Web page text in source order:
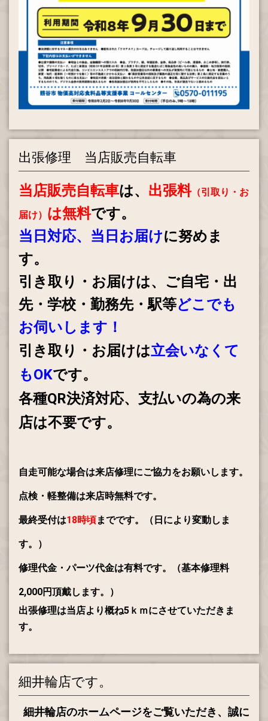
2023.02.22
自転車保険が緑色TSマークの取り扱い店になりました。
2022.04.06
4月より、定休日を月曜日と第三火曜日とさせていただきま
Instagramはじめました！
2021.03.04
丸石サイクルの取り扱い始めました！
2020.07.14
d払い,auPAY,PayPayでお支払いいただけます。
2017.10.20
お手頃価格の自転車「アサヒサイクル」取扱いはじめまし
た。
2016.10.13
RITEWAY、GT、FELTの自転車の取り扱いはじめました。
2015.04.23
ブリヂストンサイクル特約店「アクティブショップ」になり
ました！
ホームページができました。
出張修理 当店販売自転車
当店販売自転車は、 出張料（引取り・お
届け） は無料です。
当日対応、当日お届けに努めま
す。
引き取り・お届けは、ご自宅・出
先・学校・勤務先・駅等どこでも
お伺いします！
引き取り・お届けは立会いなくて
もOKです。
各種QR決済対応、支払いの為の来
店は不要です。
自走可能な場合は来店修理にご協力をお願いします。
点検・軽整備は来店時無料です。
最終受付は18時頃までです。（日により変動しま
す。）
修理代金・パーツ代金は有料です。 （基本修理料
2,000円頂戴します。）
出張修理は当店より概ね5ｋｍにさせていただきま
す。
細井輪店です。
細井輪店のホームページをご覧いただき、誠に